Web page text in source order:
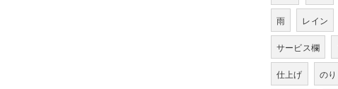
雨 レイン
サービス欄
仕上げ のり